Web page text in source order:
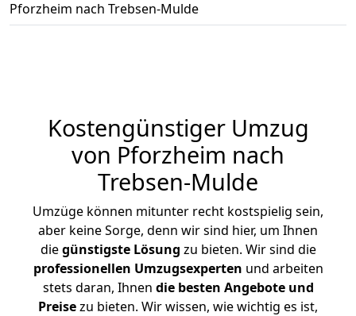
Pforzheim nach Trebsen-Mulde
Kostengünstiger Umzug
von Pforzheim nach
Trebsen-Mulde
Umzüge können mitunter recht kostspielig sein,
aber keine Sorge, denn wir sind hier, um Ihnen
diegünstigste Lösung zu bieten. Wir sind die
professionellen Umzugsexperten und arbeiten
stets daran, Ihnen die besten Angebote und
Preisezu bieten. Wir wissen, wie wichtig es ist,